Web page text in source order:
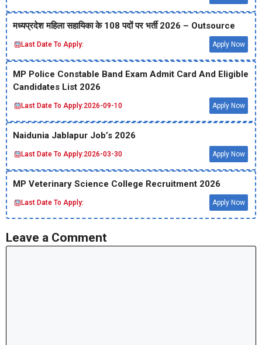
मध्‍यप्रदेश महिला सहायिका के 108 पदों पर भर्ती 2026 – Outsource
Last Date To Apply: Apply Now
MP Police Constable Band Exam Admit Card And Eligible
Candidates List 2026
Last Date To Apply:2026-09-10 Apply Now
Naidunia Jablapur Job’s 2026
Last Date To Apply:2026-03-30 Apply Now
MP Veterinary Science College Recruitment 2026
Last Date To Apply: Apply Now
Leave a Comment